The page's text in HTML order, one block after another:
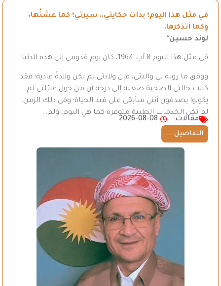
في مثل هذا اليوم؛ بدأت حكايتي.. سيرتي؛ كما عشتُها،
وكما أتذكرها.
لوند حسين*
في مثل هذا اليوم 8 آب 1964، كان يوم قدومي إلى هذه الدنيا.
ووفق ما روته لي والدتي، فإن ولادتي لم تكن ولادةً عادية؛ فقد
كانت حالتي الصحية صعبة إلى درجة أن من حول عائلتي لم
يكونوا يصدقون أنني سأبقى على قيد الحياة؛ وفي ذلك الزمن،
لم تكن الخدمات الطبية متوفرة كما هي اليوم، ولم…
مقالات
2026-08-08
التفاصيل ...